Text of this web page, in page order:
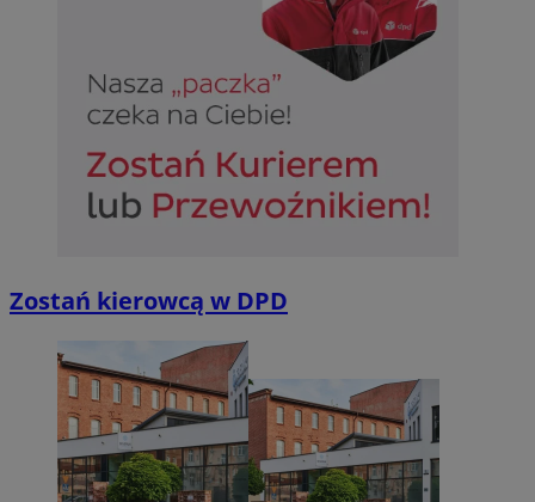
Zostań kierowcą w DPD